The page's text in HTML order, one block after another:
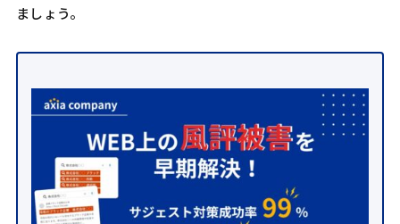
ましょう。